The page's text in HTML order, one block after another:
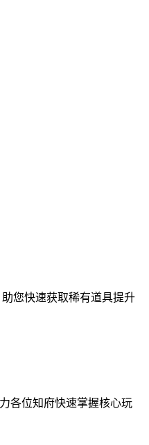
您快速获取稀有道具提升
各位知府快速掌握核心玩